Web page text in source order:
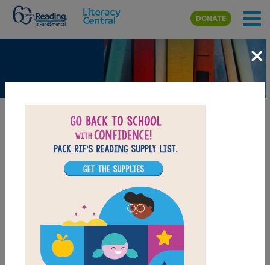
Skip to main content
DONATE
Bonobos
youeverheardofbonobos?N
s. B on os!
×